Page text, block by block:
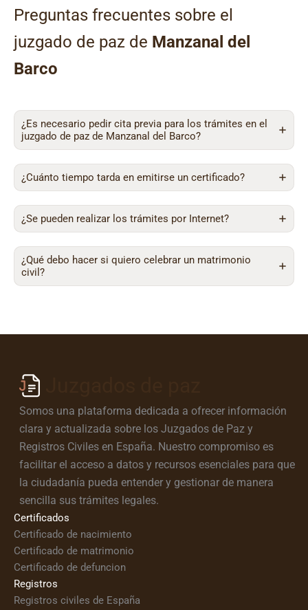
Preguntas frecuentes sobre el
juzgado de paz de Manzanal del
Barco
¿Es necesario pedir cita previa para los trámites en el
juzgado de paz de Manzanal del Barco?
¿Cuánto tiempo tarda en emitirse un certificado?
¿Se pueden realizar los trámites por Internet?
¿Qué debo hacer si quiero celebrar un matrimonio
civil?
Somos una plataforma dedicada a ofrecer información
clara y actualizada sobre los Juzgados de Paz y
Registros Civiles en España. Nuestro compromiso es
facilitar el acceso a datos y recursos esenciales para que
la ciudadanía pueda entender y gestionar de manera
sencilla sus trámites legales.
Certificados
Certificado de nacimiento
Certificado de matrimonio
Certificado de defuncion
Registros
Registros civiles de España